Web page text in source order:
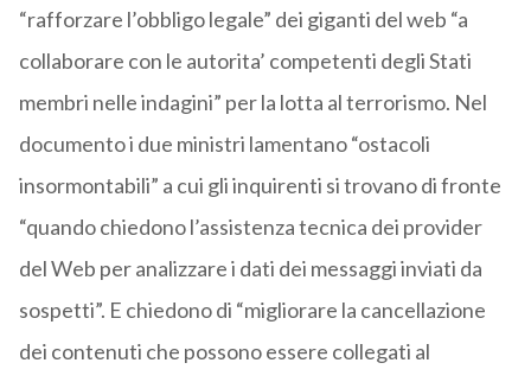
“rafforzare l’obbligo legale” dei giganti del web “a
collaborare con le autorita’ competenti degli Stati
membri nelle indagini” per la lotta al terrorismo. Nel
documento i due ministri lamentano “ostacoli
insormontabili” a cui gli inquirenti si trovano di fronte
“quando chiedono l’assistenza tecnica dei provider
del Web per analizzare i dati dei messaggi inviati da
sospetti”. E chiedono di “migliorare la cancellazione
dei contenuti che possono essere collegati al